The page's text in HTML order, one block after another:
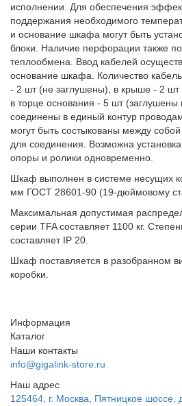
исполнении. Для обеспечения
поддержания необходимого
и основание шкафа могут быть
блоки. Наличие перфорации также
теплообмена. Ввод кабелей
основание шкафа. Количество
- 2 шт (не заглушены), в крыше - 2 шт
в торце основания - 5 шт
соединены в единый контур
могут быть состыкованы между
для соединения. Возможна
опоры и ролики одновременно.
Шкаф выполнен в системе несущих
мм ГОСТ 28601-90 (19-дюймовому
Максимальная допустимая
серии TFA составляет 1100 кг.
составляет IP 20.
Шкаф поставляется в разобранном
коробки.
Информация
Каталог
Наши контакты
info@gigalink-store.ru
Наш адрес
125464, г. Москва, Пятницкое шоссе,